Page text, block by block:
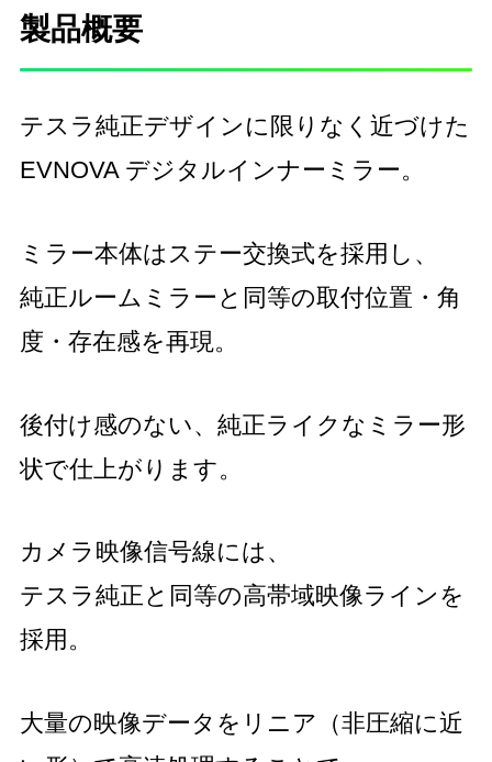
製品概要
テスラ純正デザインに限りなく近づけた
EVNOVA デジタルインナーミラー。
ミラー本体はステー交換式を採用し、
純正ルームミラーと同等の取付位置・角
度・存在感を再現。
後付け感のない、純正ライクなミラー形
状で仕上がります。
カメラ映像信号線には、
テスラ純正と同等の高帯域映像ラインを
採用。
大量の映像データをリニア（非圧縮に近